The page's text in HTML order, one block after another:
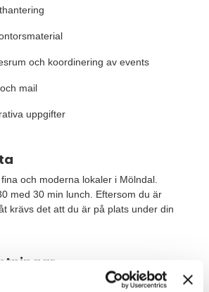
och koordinering av events
mail
uppgifter
och moderna lokaler i Mölndal.
med 30 min lunch. Eftersom du är
krävs det att du är på plats under din
som Receptionist behöver du ha